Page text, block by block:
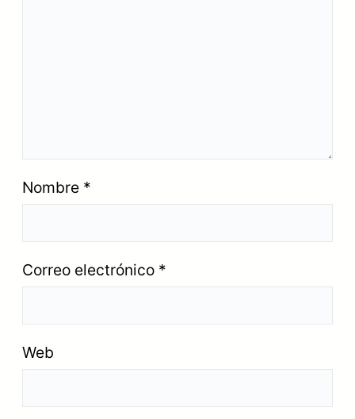
Nombre *
Correo electrónico *
Web